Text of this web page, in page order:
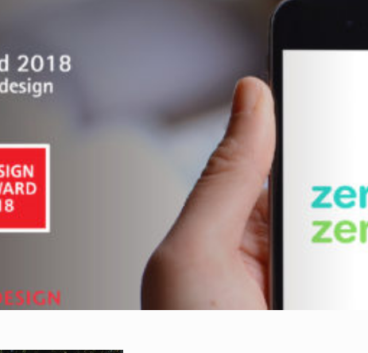
獎：創新 x 清新 讓世界看見台灣回收力
收的模範生」，而今 zero zero 以「設計界奧斯卡」等級的獎項躍上國際，再